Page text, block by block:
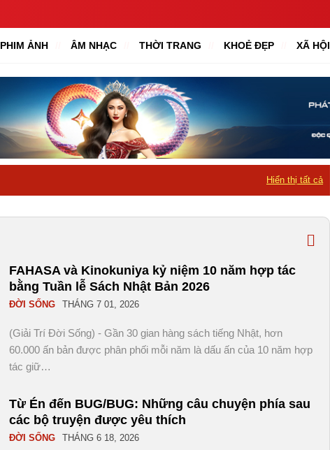
PHIM ẢNH ÂM NHẠC THỜI TRANG KHOẺ ĐẸP XÃ HỘI
Hiển thị tất cả
FAHASA và Kinokuniya kỷ niệm 10 năm hợp tác
bằng Tuần lễ Sách Nhật Bản 2026
ĐỜI SỐNG THÁNG 7 01, 2026
(Giải Trí Đời Sống) - Gần 30 gian hàng sách tiếng Nhật, hơn
60.000 ấn bản được phân phối mỗi năm là dấu ấn của 10 năm hợp
tác giữ…
Từ Én đến BUG/BUG: Những câu chuyện phía sau
các bộ truyện được yêu thích
ĐỜI SỐNG THÁNG 6 18, 2026